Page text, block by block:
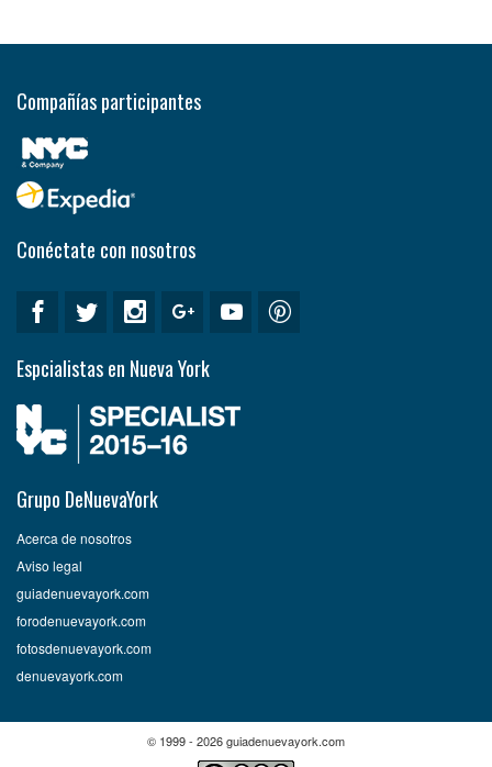
Compañías participantes
Conéctate con nosotros
Espcialistas en Nueva York
Grupo DeNuevaYork
Acerca de nosotros
Aviso legal
guiadenuevayork.com
forodenuevayork.com
fotosdenuevayork.com
denuevayork.com
© 1999 - 2026 guiadenuevayork.com